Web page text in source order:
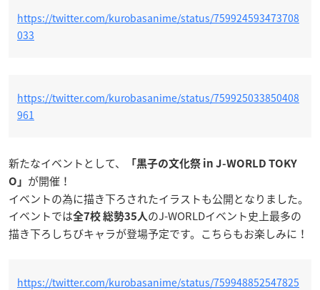
https://twitter.com/kurobasanime/status/759924593473708
033
https://twitter.com/kurobasanime/status/759925033850408
961
新たなイベントとして、
「黒子の文化祭 in J-WORLD TOKY
O」 が開催！
イベントの為に描き下ろされたイラストも公開となりました。
イベントでは全7校 総勢35人 のJ-WORLDイベント史上最多の
描き下ろしちびキャラが登場予定です。こちらもお楽しみに！
https://twitter.com/kurobasanime/status/759948852547825